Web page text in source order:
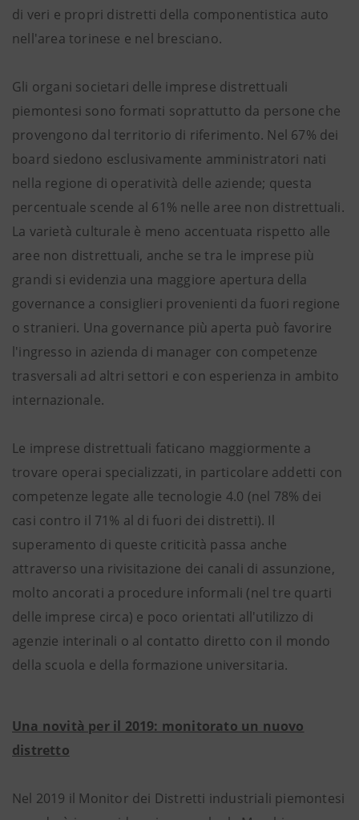
di veri e propri distretti della componentistica auto
nell'area torinese e nel bresciano.
Gli organi societari delle imprese distrettuali
piemontesi sono formati soprattutto da persone che
provengono dal territorio di riferimento. Nel 67% dei
board siedono esclusivamente amministratori nati
nella regione di operatività delle aziende; questa
percentuale scende al 61% nelle aree non distrettuali.
La varietà culturale è meno accentuata rispetto alle
aree non distrettuali, anche se tra le imprese più
grandi si evidenzia una maggiore apertura della
governance a consiglieri provenienti da fuori regione
o stranieri. Una governance più aperta può favorire
l'ingresso in azienda di manager con competenze
trasversali ad altri settori e con esperienza in ambito
internazionale.
Le imprese distrettuali faticano maggiormente a
trovare operai specializzati, in particolare addetti con
competenze legate alle tecnologie 4.0 (nel 78% dei
casi contro il 71% al di fuori dei distretti). Il
superamento di queste criticità passa anche
attraverso una rivisitazione dei canali di assunzione,
molto ancorati a procedure informali (nel tre quarti
delle imprese circa) e poco orientati all'utilizzo di
agenzie interinali o al contatto diretto con il mondo
della scuola e della formazione universitaria.
Una novità per il 2019: monitorato un nuovo
distretto
Nel 2019 il Monitor dei Distretti industriali piemontesi